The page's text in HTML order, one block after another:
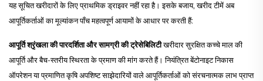
यह सूचित खरीदारों के लिए प्राथमिक ड्राइवर नहीं रहा है। इसके बजाय, खरीद टीमें अब
आपूर्तिकर्ताओं का मूल्यांकन पाँच महत्वपूर्ण आयामों के आधार पर करती हैं:
आपूर्ति श्रृंखला की पारदर्शिता और सामग्री की ट्रेसेबिलिटीखरीदार सुरक्षित कच्चे माल की
आपूर्ति और बैच-स्तरीय स्थिरता के प्रमाण की मांग करते हैं। नियंत्रित बेंटोनाइट निकास
ऑपरेशन या प्रमाणित कृषि अपशिष्ट साझेदारियों वाले आपूर्तिकर्ताओं को संरचनात्मक लाभ प्राप्त